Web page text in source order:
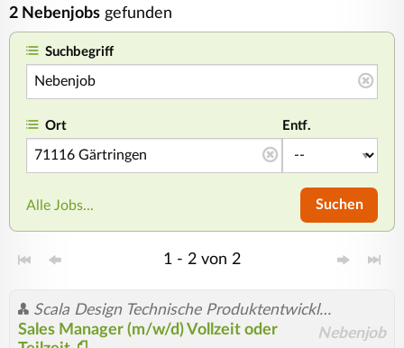
2 Nebenjobs gefunden
Suchbegriff
Ort Entf.
Alle Jobs... Suchen
1 - 2 von 2
Scala Design Technische Produktentwicklung GmbH
Nebenjob
Sales Manager (m/w/d) Vollzeit oder